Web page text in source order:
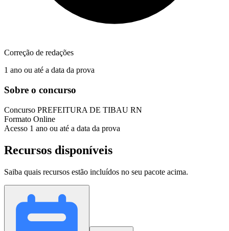
Correção de redações
1 ano ou até a data da prova
Sobre o concurso
Concurso PREFEITURA DE TIBAU RN
Formato Online
Acesso 1 ano ou até a data da prova
Recursos disponíveis
Saiba quais recursos estão incluídos no seu pacote acima.